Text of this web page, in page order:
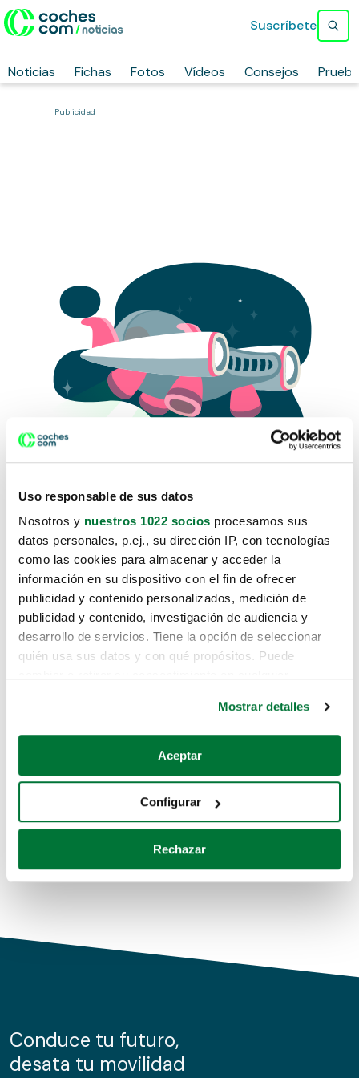
Uso responsable de sus datos
Nosotros y nuestros 1022 socios procesamos sus
datos personales, p.ej., su dirección IP, con tecnologías
como las cookies para almacenar y acceder la
información en su dispositivo con el fin de ofrecer
publicidad y contenido personalizados, medición de
publicidad y contenido, investigación de audiencia y
desarrollo de servicios. Tiene la opción de seleccionar
quién usa sus datos y con qué propósitos. Puede
Si lo permite, también quisiéramos:
Recopilar información sobre su ubicación geográfica
Identificar su dispositivo analizándolo activamente
para buscar características específicas (huellas
Obtenga más información sobre cómo se procesan sus
de cookies.
información sobre el uso que haga del sitio web con
nuestros partners de redes sociales, publicidad y análisis
Mostrar detalles
Aceptar
Configurar
Rechazar
Noticias Fichas Fotos Vídeos Consejos
Suscríbete
Publicidad
Lo sentimos, no sabemos como
te hemos traido hasta aquí.
Pero puedes encontrar el coche que estás
buscando en alguno de estos enlaces:
Coches de segunda mano
Coches de km0
Conduce tu futuro,
desata tu movilidad